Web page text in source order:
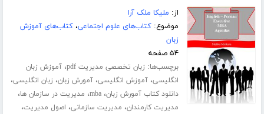
از: ملیکا ملک آرا
موضوع:کتاب‌های علوم اجتماعی،کتاب‌های آموزش
زبان
۵۴ صفحه
برچسب‌ها: زبان تخصصی مدیریت pdf ،آموزش زبان
انگلیسی،آموزش انگلیسی،آمورش زبان، زبان انگلیسی،
دانلود کتاب آمورش زبان،mba، مدیریت در سازمان ها،
مدیریت کارمندان، مدیریت سازمانی، اصول مدیریت،